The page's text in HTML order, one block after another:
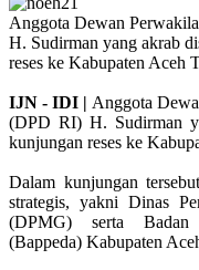
Anggota Dewan
H. Sudirman yang akrab
reses ke Kabupaten Aceh
IJN - IDI | Anggota
(DPD RI) H. Sudirman
kunjungan reses ke
Dalam kunjungan
strategis, yakni Dinas
(DPMG) serta Badan
(Bappeda) Kabupaten